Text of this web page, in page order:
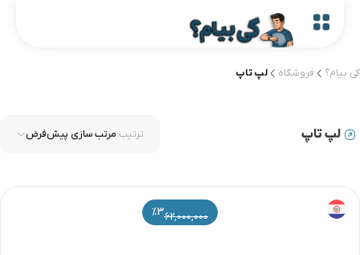
کی بیام؟ فروشگاه لپ تاپ
لپ تاپ ترتیب:مرتب سازی پیش‌فرض
62,000,000
%3